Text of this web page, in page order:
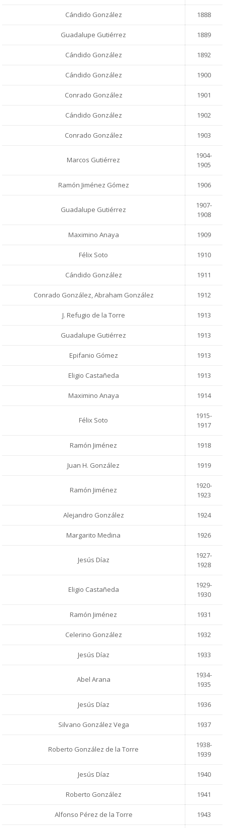
Cándido González 1888
Guadalupe Gutiérrez 1889
Cándido González 1892
Cándido González 1900
Conrado González 1901
Cándido González 1902
Conrado González 1903
Marcos Gutiérrez
1904-
1905
Ramón Jiménez Gómez 1906
Guadalupe Gutiérrez
1907-
1908
Maximino Anaya 1909
Félix Soto 1910
Cándido González 1911
Conrado González, Abraham González 1912
J. Refugio de la Torre 1913
Guadalupe Gutiérrez 1913
Epifanio Gómez 1913
Eligio Castañeda 1913
Maximino Anaya 1914
Félix Soto
1915-
1917
Ramón Jiménez 1918
Juan H. González 1919
Ramón Jiménez
1920-
1923
Alejandro González 1924
Margarito Medina 1926
Jesús Díaz
1927-
1928
Eligio Castañeda
1929-
1930
Ramón Jiménez 1931
Celerino González 1932
Jesús Díaz 1933
Abel Arana
1934-
1935
Jesús Díaz 1936
Silvano González Vega 1937
Roberto González de la Torre
1938-
1939
Jesús Díaz 1940
Roberto González 1941
Alfonso Pérez de la Torre 1943